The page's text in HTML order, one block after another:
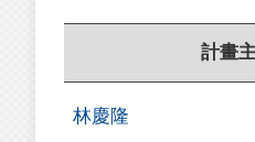
計畫
林慶隆